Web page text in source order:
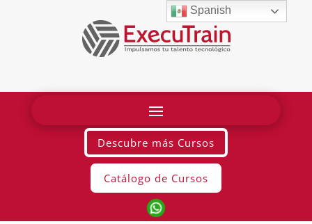
Descubre más Cursos
Catálogo de Cursos
Spanish